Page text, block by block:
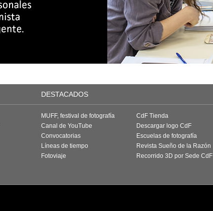
DESTACADOS
MUFF, festival de fotografía
Canal de YouTube
Convocatorias
Líneas de tiempo
Fotoviaje
CdF Tienda
Descargar logo CdF
Escuelas de fotografía
Revista Sueño de la Razón
Recorrido 3D por Sede CdF